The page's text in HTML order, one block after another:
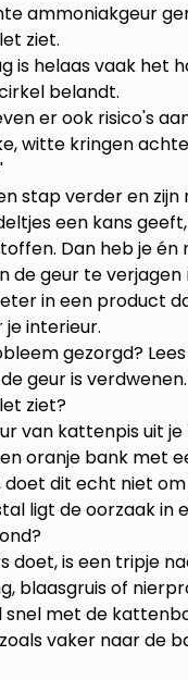
ammoniakgeur
ziet.
is helaas vaak
belandt.
er ook risico's
witte kringen
stap verder en
een kans
Dan heb je
de geur te
in een product
interieur.
gezorgd?
geur is
ziet?
van kattenpis uit
dit echt niet
ligt de oorzaak in
doet, is een tripje
blaasgruis of
met de
vaker naar de